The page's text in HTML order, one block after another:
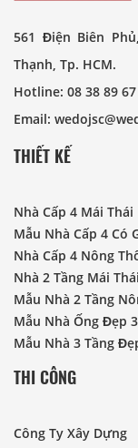
561 Điện Biên
Thạnh, Tp. HCM.
Hotline: 08 38 89
Email:
THIẾT KẾ
Nhà Cấp 4 Mái Thái
Mẫu Nhà Cấp 4 Có
Nhà Cấp 4 Nông
Nhà 2 Tầng Mái Thái
Mẫu Nhà 2 Tầng
Mẫu Nhà Ống Đẹp
Mẫu Nhà 3 Tầng
THI CÔNG
Công Ty Xây Dựng